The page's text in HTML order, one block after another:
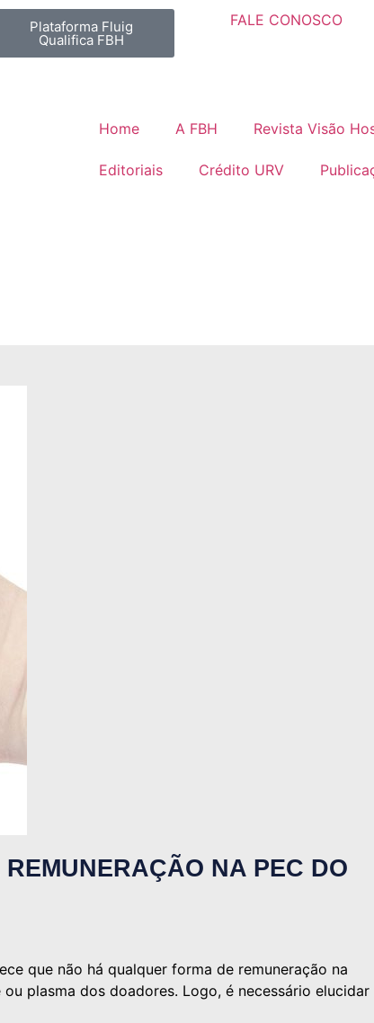
Plataforma Fluig
Qualifica FBH
FALE CONOSCO
Home A FBH Revista Visão
Editoriais Crédito URV
NA PEC DO
que não há qualquer forma de remuneração na
plasma dos doadores. Logo, é necessário elucidar